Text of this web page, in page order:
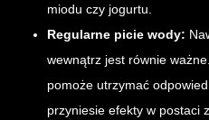
miodu czy jogurtu.
Regularne picie wody:
wewnątrz jest równie
pomoże utrzymać
przyniesie efekty w postaci